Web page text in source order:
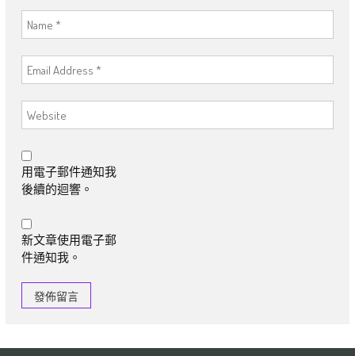
用電子郵件通知我
後續的迴響。
新文章使用電子郵
件通知我。